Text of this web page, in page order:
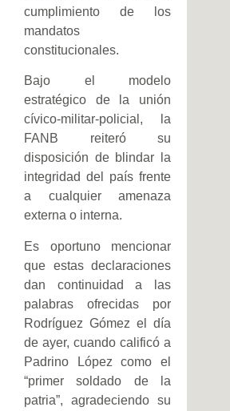
cumplimiento de los
mandatos
constitucionales.
Bajo el modelo
estratégico de la unión
cívico-militar-policial, la
FANB reiteró su
disposición de blindar la
integridad del país frente
a cualquier amenaza
externa o interna.
Es oportuno mencionar
que estas declaraciones
dan continuidad a las
palabras ofrecidas por
Rodríguez Gómez el día
de ayer, cuando calificó a
Padrino López como el
“primer soldado de la
patria”, agradeciendo su